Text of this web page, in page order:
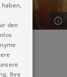
den
Ihre